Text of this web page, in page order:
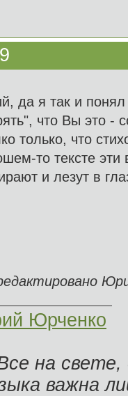
да я так и понял
что Вы это -
только, что
то тексте
и лезут в
Юрченко
на свете,
важна